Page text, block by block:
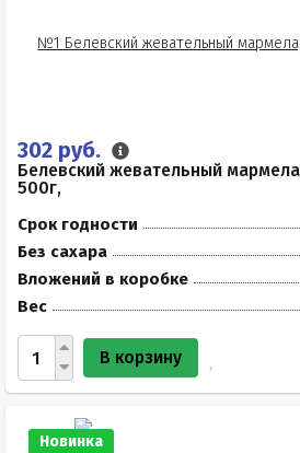
302 руб.
Белевский жевательный
500г,
Срок годности
Без сахара
Вложений в коробке
Вес
В корзину
Новинка